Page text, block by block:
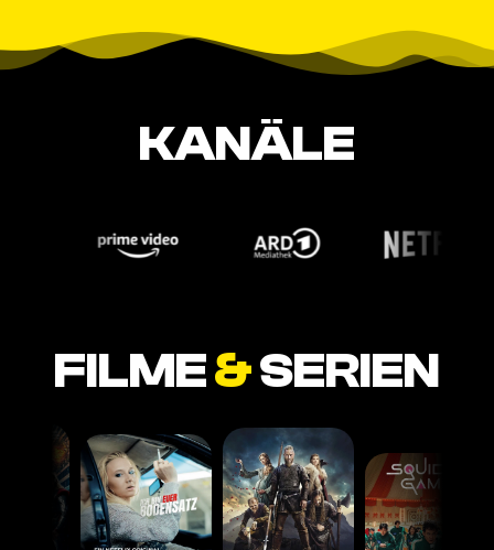
KANÄLE
FILME&SERIEN